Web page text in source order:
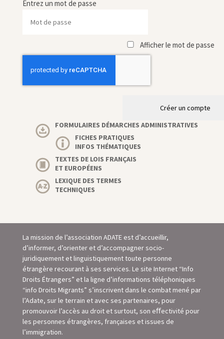
Entrez un mot de passe
Afficher le mot de passe
Créer un compte
FORMULAIRES DÉMARCHES ADMINISTRATIVES
FICHES PRATIQUES
INFOS THÉMATIQUES
TEXTES DE LOIS FRANÇAIS
ET EUROPÉENS
LEXIQUE DES TERMES
TECHNIQUES
La mission de l’association ADATE est d’accueillir,
d’informer, d’orienter et d’accompagner socio-
juridiquement et linguistiquement toute personne
étrangère recourant à ses services. Le site Internet “Info
Droits Étrangers” et la ligne d’informations téléphoniques
“info Droits Migrants” s’inscrivent dans le combat mené par
l’Adate, sur le terrain et avec ses partenaires, pour
promouvoir l’accès au droit et surtout, son eﬀectivité pour
les personnes étrangères, françaises et issues de
l’immigration.